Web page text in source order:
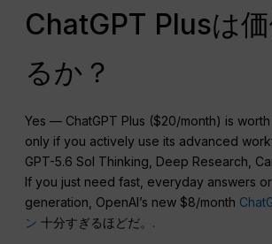
ChatGPT Plusは
るか？
Yes — ChatGPT Plus ($20/month) is
only if you actively use its advanced
GPT-5.6 Sol Thinking, Deep Research,
If you just need fast, everyday answers
generation, OpenAI’s new $8/month
ン 十分すぎるほどだ。.